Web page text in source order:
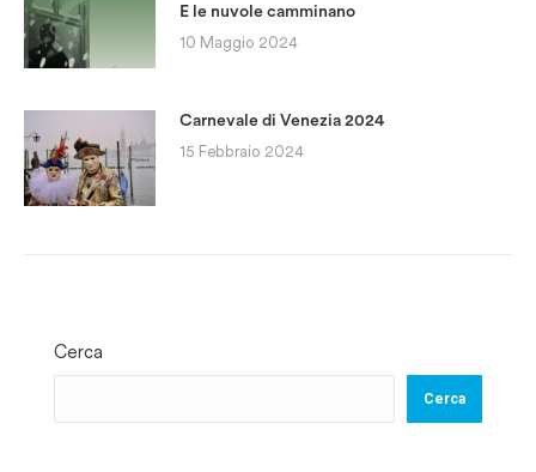
E le nuvole camminano
10 Maggio 2024
Carnevale di Venezia 2024
15 Febbraio 2024
Cerca
Cerca